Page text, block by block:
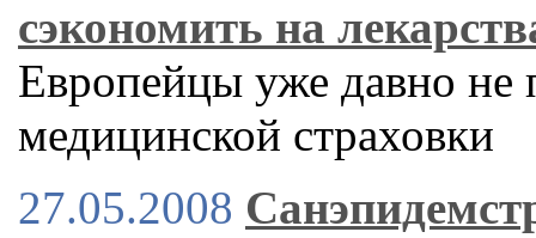
сэкономить на
Европейцы уже давно не
медицинской страховки
27.05.2008